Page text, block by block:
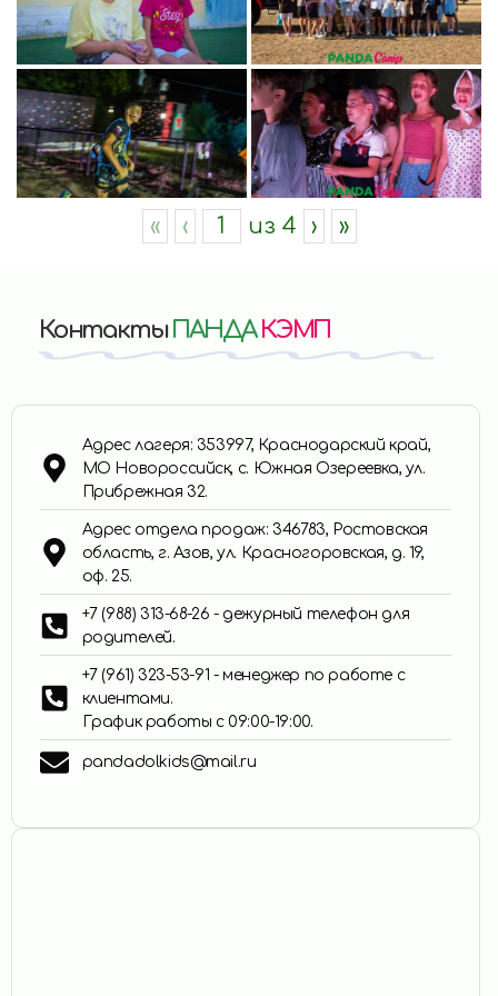
« ‹ из 4 › »
КонтактыПАНДА КЭМП
Адрес лагеря: 353997, Краснодарский край,
МО Новороссийск, с. Южная Озереевка, ул.
Прибрежная 32.
Адрес отдела продаж: 346783, Ростовская
область, г. Азов, ул. Красногоровская, д. 19,
оф. 25.
+7 (988) 313-68-26 - дежурный телефон для
родителей.
+7 (961) 323-53-91 - менеджер по работе с
клиентами.
График работы с 09:00-19:00.
pandadolkids@mail.ru